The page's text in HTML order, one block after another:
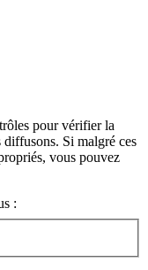
pour vérifier la
Si malgré ces
vous pouvez
: